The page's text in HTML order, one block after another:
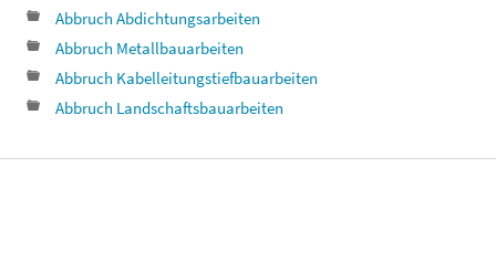
Abbruch Abdichtungsarbeiten
Abbruch Metallbauarbeiten
Abbruch Kabelleitungstiefbauarbeiten
Abbruch Landschaftsbauarbeiten